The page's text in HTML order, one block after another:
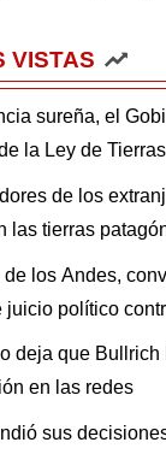
VISTAS
sureña, el
la Ley de Tierras
de los
las tierras
de los Andes,
juicio político
deja que
en las redes
sus